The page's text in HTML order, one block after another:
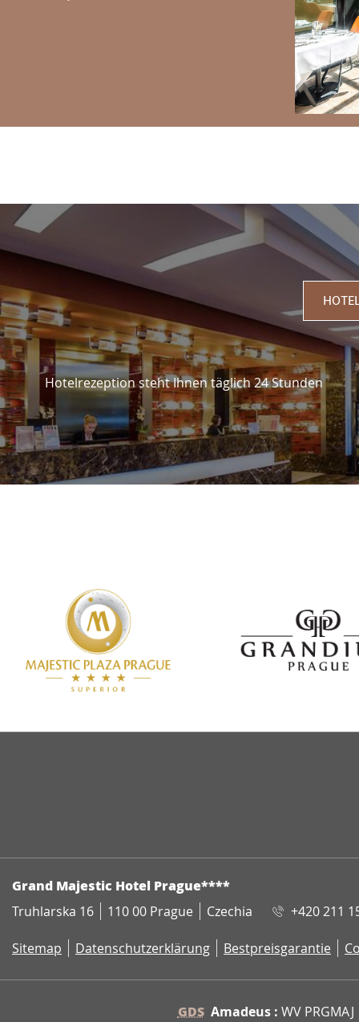
3 GRÜNDE, BEI UNS ZU
Hotelrezeption steht Ihnen täglich 24 Stunden
ADRESSE
Grand Majestic Hotel Prague****
Truhlarska 16 110 00 Prague Czechia +420 211
Sitemap Datenschutzerklärung Bestpreisgarantie
GDS Amadeus : WV PRGMAJ